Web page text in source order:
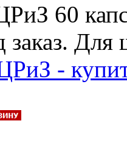
60
. Для
-